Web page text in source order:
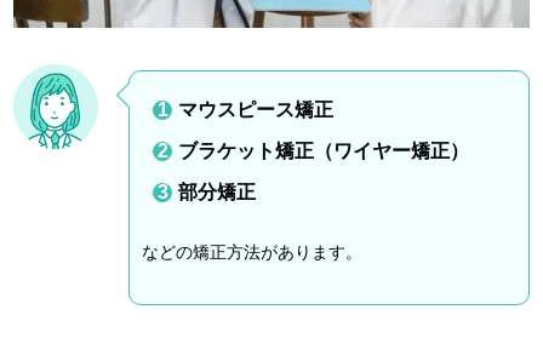
マウスピース矯正
ブラケット矯正（ワイヤー矯正）
部分矯正
などの矯正方法があります。